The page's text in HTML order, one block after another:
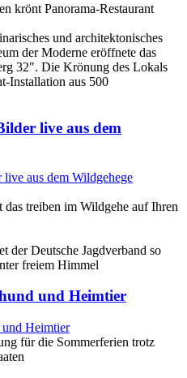
krönt Panorama-Restaurant
und architektonisches
der Moderne eröffnete das
32". Die Krönung des Lokals
Installation aus 500
live aus dem
treiben im Wildgehe auf Ihren
der Deutsche Jagdverband so
freiem Himmel
und Heimtier
für die Sommerferien trotz